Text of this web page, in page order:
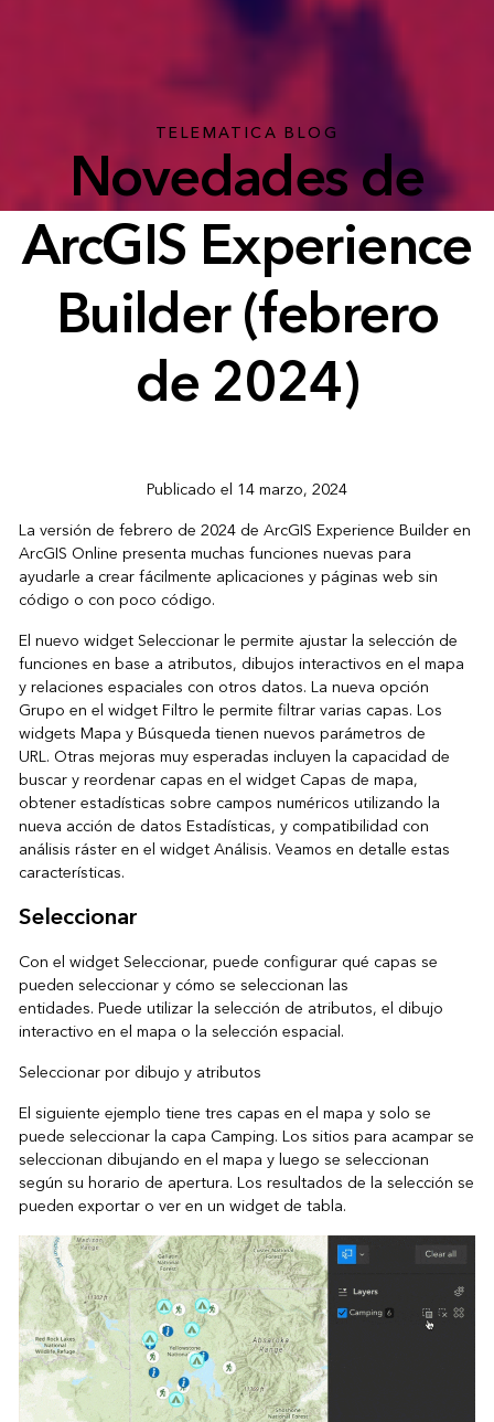
TELEMATICA BLOG
Novedades de
ArcGIS Experience
Builder (febrero
de 2024)
Publicado el 14 marzo, 2024
La versión de febrero de 2024 de ArcGIS Experience Builder en
ArcGIS Online presenta muchas funciones nuevas para
ayudarle a crear fácilmente aplicaciones y páginas web sin
código o con poco código.
El nuevo widget Seleccionar le permite ajustar la selección de
funciones en base a atributos, dibujos interactivos en el mapa
y relaciones espaciales con otros datos. La nueva opción
Grupo en el widget Filtro le permite filtrar varias capas. Los
widgets Mapa y Búsqueda tienen nuevos parámetros de
URL. Otras mejoras muy esperadas incluyen la capacidad de
buscar y reordenar capas en el widget Capas de mapa,
obtener estadísticas sobre campos numéricos utilizando la
nueva acción de datos Estadísticas, y compatibilidad con
análisis ráster en el widget Análisis. Veamos en detalle estas
características.
Seleccionar
Con el widget Seleccionar, puede configurar qué capas se
pueden seleccionar y cómo se seleccionan las
entidades. Puede utilizar la selección de atributos, el dibujo
interactivo en el mapa o la selección espacial.
Seleccionar por dibujo y atributos
El siguiente ejemplo tiene tres capas en el mapa y solo se
puede seleccionar la capa Camping. Los sitios para acampar se
seleccionan dibujando en el mapa y luego se seleccionan
según su horario de apertura. Los resultados de la selección se
pueden exportar o ver en un widget de tabla.